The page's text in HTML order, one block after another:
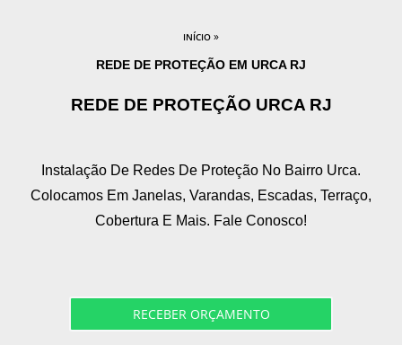
INÍCIO »
REDE DE PROTEÇÃO EM URCA RJ
REDE DE PROTEÇÃO URCA RJ
Instalação De Redes De Proteção No Bairro Urca.
Colocamos Em Janelas, Varandas, Escadas, Terraço,
Cobertura E Mais. Fale Conosco!
RECEBER ORÇAMENTO